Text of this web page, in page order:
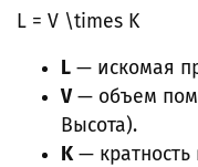
L = V \times K
L — искомая
V— объем
Высота).
K— кратность